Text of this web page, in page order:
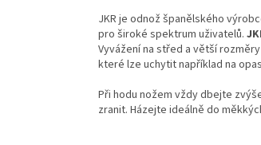
JKR je odnož španělského
pro široké spektrum uživatelů.
Vyvážení na střed a větší
které lze uchytit například na
Při hodu nožem vždy dbejte
zranit. Házejte ideálně do